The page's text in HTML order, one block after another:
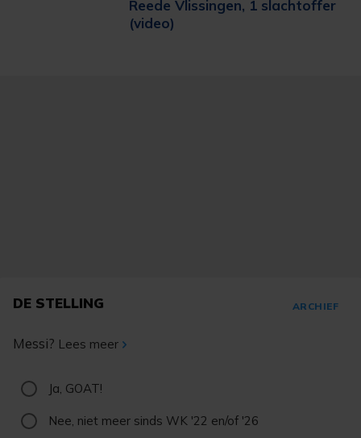
Reede Vlissingen, 1 slachtoffer
(video)
DE STELLING ARCHIEF
Messi? Lees meer
Ja, GOAT!
Nee, niet meer sinds WK '22 en/of '26